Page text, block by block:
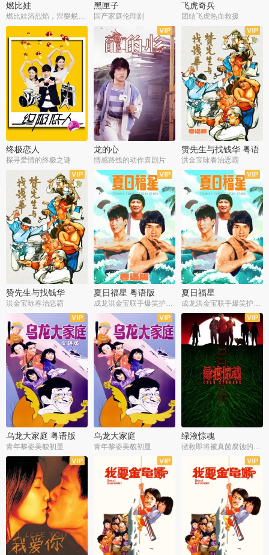
燃比娃
燃比娃浴烈焰，涅槃蜕变成人
黑匣子
国产家庭伦理剧
飞虎奇兵
团结飞虎热血救援
终极恋人
探寻爱情的终极之谜
龙的心
情感路线的动作喜剧片
赞先生与找钱华 粤语
版
洪金宝咏春治恶霸
赞先生与找钱华
洪金宝咏春治恶霸
夏日福星 粤语版
成龙洪金宝联手爆笑护美女
夏日福星
成龙洪金宝联手爆笑护美女
乌龙大家庭 粤语版
青年黎姿美貌初显
乌龙大家庭
青年黎姿美貌初显
绿液惊魂
拯救即将被真菌腐蚀的世界